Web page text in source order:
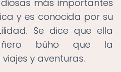
más importantes
y es conocida por su
Se dice que ella
búho que la
y aventuras.